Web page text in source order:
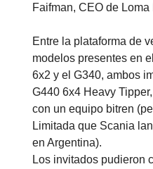
Faifman, CEO de Loma
Entre la plataforma de
modelos presentes en
6x2 y el G340, ambos
G440 6x4 Heavy
con un equipo bitren
Limitada que Scania
en Argentina).
Los invitados pudieron